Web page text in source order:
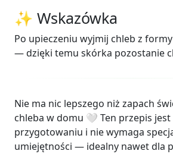
✨ Wskazówka
Po upieczeniu wyjmij chleb z
— dzięki temu skórka pozostanie
Nie ma nic lepszego niż zapach
chleba w domu 🤍 Ten przepis
przygotowaniu i nie wymaga
umiejętności — idealny nawet dla